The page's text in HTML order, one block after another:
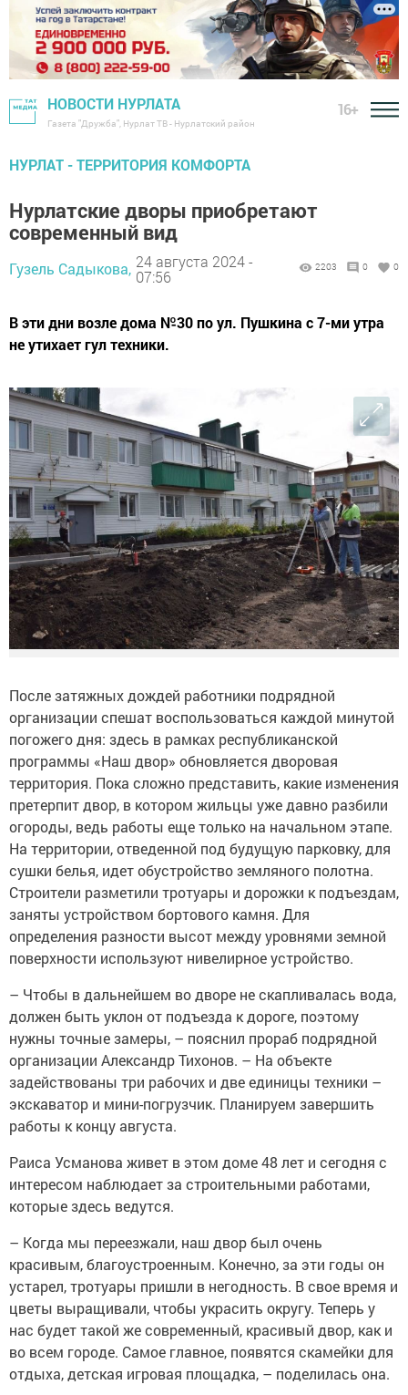
НОВОСТИ НУРЛАТА
Газета "Дружба", Нурлат ТВ - Нурлатский район
16+
НУРЛАТ - ТЕРРИТОРИЯ КОМФОРТА
Нурлатские дворы приобретают
современный вид
Гузель Садыкова, 24 августа 2024 -
07:56
2203 0 0
В эти дни возле дома №30 по ул. Пушкина с 7-ми утра
не утихает гул техники.
После затяжных дождей работники подрядной
организации спешат воспользоваться каждой минутой
погожего дня: здесь в рамках республиканской
программы «Наш двор» обновляется дворовая
территория. Пока сложно представить, какие изменения
претерпит двор, в котором жильцы уже давно разбили
огороды, ведь работы еще только на начальном этапе.
На территории, отведенной под будущую парковку, для
сушки белья, идет обустройство земляного полотна.
Строители разметили тротуары и дорожки к подъездам,
заняты устройством бортового камня. Для
определения разности высот между уровнями земной
поверхности используют нивелирное устройство.
– Чтобы в дальнейшем во дворе не скапливалась вода,
должен быть уклон от подъезда к дороге, поэтому
нужны точные замеры, – пояснил прораб подрядной
организации Александр Тихонов. – На объекте
задействованы три рабочих и две единицы техники –
экскаватор и мини-погрузчик. Планируем завершить
работы к концу августа.
Раиса Усманова живет в этом доме 48 лет и сегодня с
интересом наблюдает за строительными работами,
которые здесь ведутся.
– Когда мы переезжали, наш двор был очень
красивым, благоустроенным. Конечно, за эти годы он
устарел, тротуары пришли в негодность. В свое время и
цветы выращивали, чтобы украсить округу. Теперь у
нас будет такой же современный, красивый двор, как и
во всем городе. Самое главное, появятся скамейки для
отдыха, детская игровая площадка, – поделилась она.